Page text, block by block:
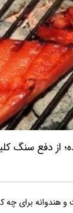
از دفع سنگ
هندوانه برای چه